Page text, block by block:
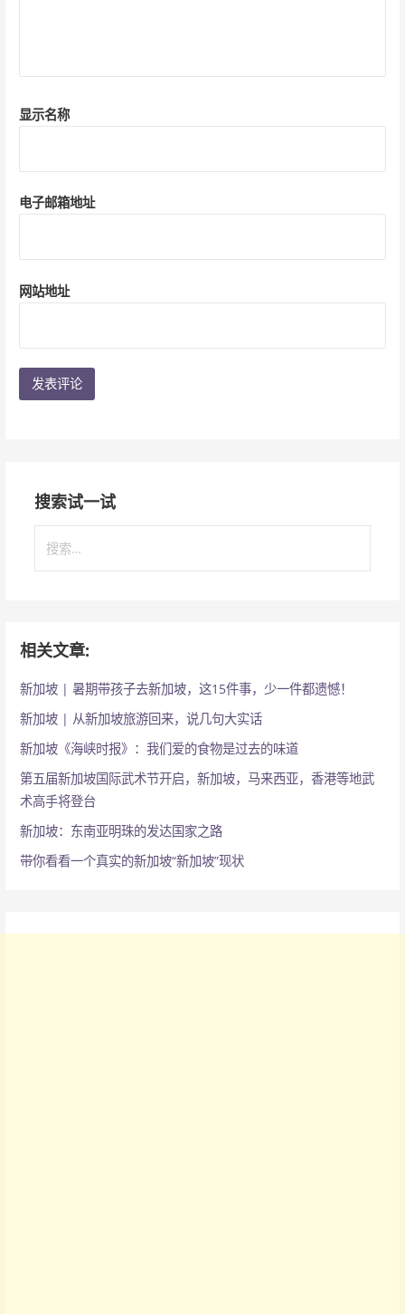
显示名称
电子邮箱地址
网站地址
搜索试一试
索
相关文章:
新加坡 | 暑期带孩子去新加坡，这15件事，少一件都遗憾！
新加坡 | 从新加坡旅游回来，说几句大实话
新加坡《海峡时报》：我们爱的食物是过去的味道
第五届新加坡国际武术节开启，新加坡，马来西亚，香港等地武
术高手将登台
新加坡：东南亚明珠的发达国家之路
带你看看一个真实的新加坡“新加坡”现状